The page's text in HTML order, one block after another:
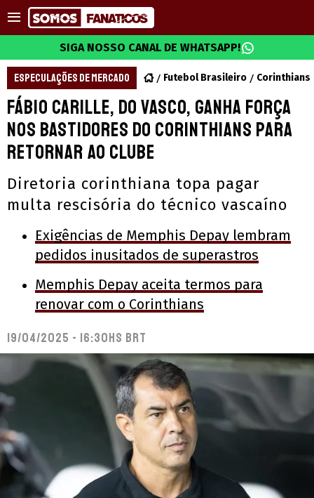
SIGA NOSSO CANAL DE WHATSAPP!
ESPECULAÇÕES DE MERCADO Futebol Brasileiro Corinthians
Fábio Carille, do Vasco, ganha força
nos bastidores do Corinthians para
retornar ao clube
Diretoria corinthiana topa pagar
multa rescisória do técnico vascaíno
Exigências de Memphis Depay lembram
pedidos inusitados de superastros
Memphis Depay aceita termos para
renovar com o Corinthians
19/04/2025 - 16:30hs BRT